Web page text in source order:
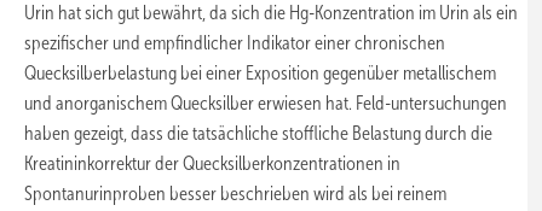
Urin hat sich gut bewährt, da sich die Hg-Konzentration im Urin als ein
spezifischer und empfindlicher Indikator einer chronischen
Quecksilberbelastung bei einer Exposition gegenüber metallischem
und anorganischem Quecksilber erwiesen hat. Feld-untersuchungen
haben gezeigt, dass die tatsächliche stoffliche Belastung durch die
Kreatininkorrektur der Quecksilberkonzentrationen in
Spontanurinproben besser beschrieben wird als bei reinem